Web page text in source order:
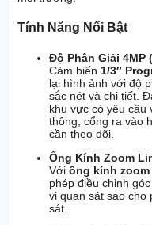
Tính Năng Nổi Bật
Độ Phân Giải 4MP
Cảm biến1/3″
lại hình ảnh với độ
sắc nét và chi tiết.
khu vực có yêu cầu
thông, cổng ra vào
cần theo dõi.
Ống Kính Zoom
Vớiống kính zoom
phép điều chỉnh
vi quan sát sao cho
sát.